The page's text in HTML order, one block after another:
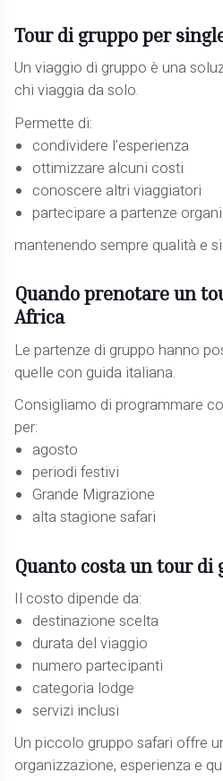
Tour di gruppo per
Un viaggio di gruppo è una
chi viaggia da solo.
Permette di:
condividere l’esperienza
ottimizzare alcuni costi
conoscere altri viaggiatori
partecipare a partenze
mantenendo sempre qualità e
Quando prenotare un
Africa
Le partenze di gruppo hanno
quelle con guida italiana.
Consigliamo di programmare
per:
agosto
periodi festivi
Grande Migrazione
alta stagione safari
Quanto costa un tour di
Il costo dipende da:
destinazione scelta
durata del viaggio
numero partecipanti
categoria lodge
servizi inclusi
Un piccolo gruppo safari offre
organizzazione, esperienza e